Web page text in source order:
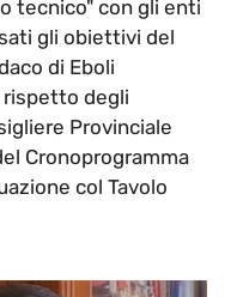
tecnico" con gli enti
gli obiettivi del
di Eboli
rispetto degli
Provinciale
Cronoprogramma
col Tavolo